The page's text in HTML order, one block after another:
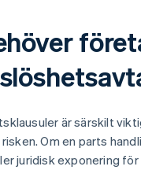
är särskilt
Om en parts
juridisk exponering för